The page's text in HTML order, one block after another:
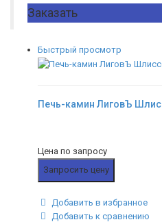
Заказать
Быстрый просмотр
Печь-камин ЛиговЪ
Цена по запросу
Запросить цену
Добавить в избранное
Добавить к сравнению